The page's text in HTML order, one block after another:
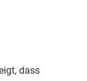
dass